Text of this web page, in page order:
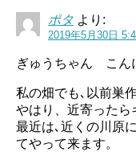
ポタ より:
2019年5月30日
ぎゅうちゃん こん
私の畑でも､以前巣
やはり、近寄ったら
最近は､近くの川原
てやって来ます。